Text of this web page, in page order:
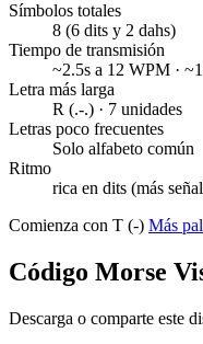
Símbolos totales
8 (6 dits y 2 dahs)
Tiempo de transmisión
~2.5s a 12 WPM ·
Letra más larga
R (.-.) · 7 unidades
Letras poco frecuentes
Solo alfabeto común
Ritmo
rica en dits (más
Comienza con T (-) Más
Código Morse
Descarga o comparte este